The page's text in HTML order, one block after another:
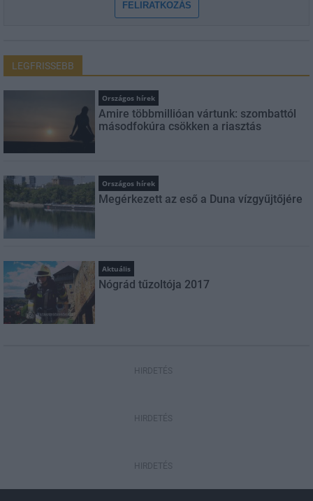
FELIRATKOZÁS
LEGFRISSEBB
Országos hírek
Amire többmillióan vártunk: szombattól
másodfokúra csökken a riasztás
Országos hírek
Megérkezett az eső a Duna vízgyűjtőjére
Aktuális
Nógrád tűzoltója 2017
HIRDETÉS
HIRDETÉS
HIRDETÉS